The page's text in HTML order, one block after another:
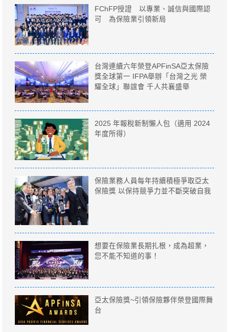
FChFP授證 以專業、誠信與國際認
可 為保險業引領新局
台灣連續六年榮登APFinSA亞太保險
獎全球第一 IFPA舉辦「台灣之光 榮
耀全球」聯誼會 千人共襄盛舉
2025 年報稅新制懶人包（適用 2024
年度所得）
保險業務人員每年持續積極爭取亞太
保險獎 以保持競爭力並不斷突破自我
想要在保險業長期扎根，成為超業，
您不能不知道的事！
亞太保險獎~引領保險夥伴榮登國際舞
台